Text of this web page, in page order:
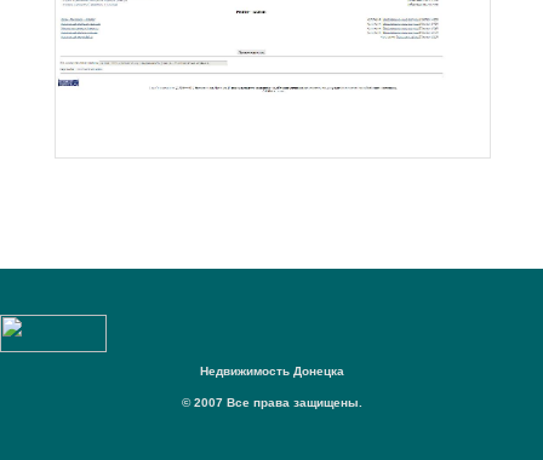
Недвижимость Донецка
© 2007 Все права защищены.